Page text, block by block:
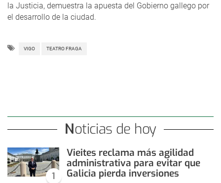
la Justicia, demuestra la apuesta del Gobierno gallego por
el desarrollo de la ciudad.
VIGO TEATRO FRAGA
Noticias de hoy
1
Vieites reclama más agilidad
administrativa para evitar que
Galicia pierda inversiones